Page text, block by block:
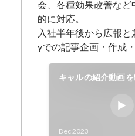
会、各種効果改善な
的に対応。
入社半年後から広報
yでの記事企画・作成
キャルの紹介動画
Dec 2023